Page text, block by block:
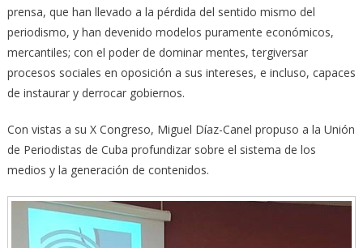
prensa, que han llevado a la pérdida del sentido mismo del
periodismo, y han devenido modelos puramente económicos,
mercantiles; con el poder de dominar mentes, tergiversar
procesos sociales en oposición a sus intereses, e incluso, capaces
de instaurar y derrocar gobiernos.
Con vistas a su X Congreso, Miguel Díaz-Canel propuso a la Unión
de Periodistas de Cuba profundizar sobre el sistema de los
medios y la generación de contenidos.